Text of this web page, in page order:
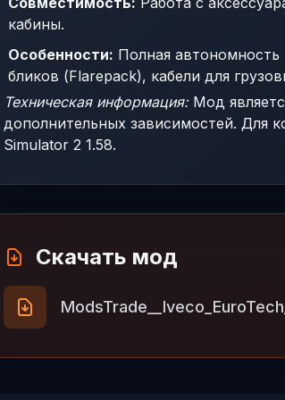
кабины.
Особенности: Полная автономность
бликов (Flarepack), кабели для
Техническая информация:Мод
дополнительных зависимостей. Для
Simulator 2 1.58.
Скачать мод